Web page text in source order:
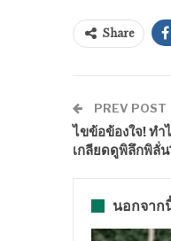
Share
PREV POST
ไขข้อข้องใจ! ทำ
เกลียดดูพิลึกพิลั่น
นอกจาก